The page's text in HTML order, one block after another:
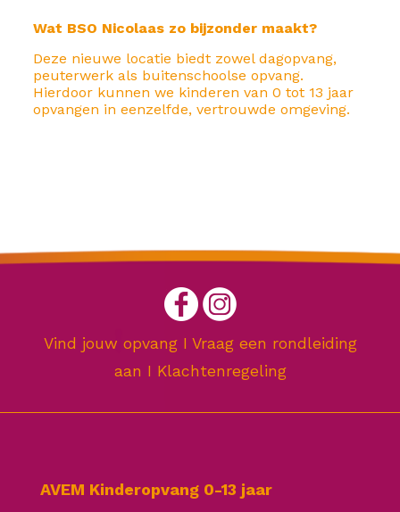
Wat BSO Nicolaas zo bijzonder maakt?
Deze nieuwe locatie biedt zowel dagopvang,
peuterwerk als buitenschoolse opvang.
Hierdoor kunnen we kinderen van 0 tot 13 jaar
opvangen in eenzelfde, vertrouwde omgeving.
Vind jouw opvangI Vraag een rondleiding
aan I Klachtenregeling
AVEM Kinderopvang 0-13 jaar